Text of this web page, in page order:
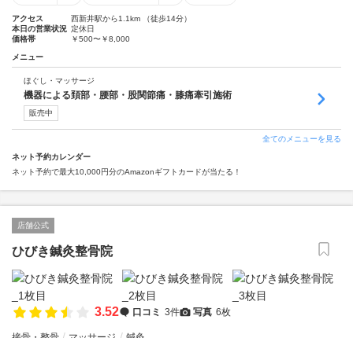
アクセス
西新井駅から1.1km （徒歩14分）
本日の営業状況 定休日
価格帯
￥500〜￥8,000
メニュー
ほぐし・マッサージ
機器による頚部・腰部・股関節痛・膝痛牽引施術
販売中
全てのメニューを見る
ネット予約カレンダー
ネット予約で最大10,000円分のAmazonギフトカードが当たる！
店舗公式
ひびき鍼灸整骨院
3.52 口コミ 3件 写真 6枚